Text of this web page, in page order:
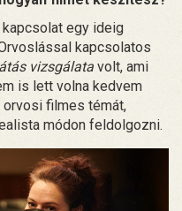
egy ideig
kapcsolatos
vizsgálata volt, ami
is lett volna kedvem
filmes témát,
módon feldolgozni.